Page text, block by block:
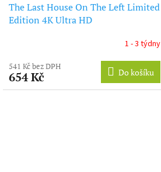
The Last House On The Left Limited
Edition 4K Ultra HD
1 - 3 týdny
541 Kč bez DPH
654 Kč Do košíku